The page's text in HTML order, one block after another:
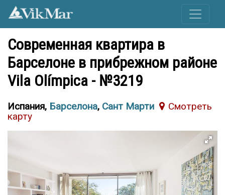
Современная квартира в
Барселоне в прибрежном районе
Vila Olímpica - №3219
Испания, Барселона, Сант Марти
Cмотреть
карту